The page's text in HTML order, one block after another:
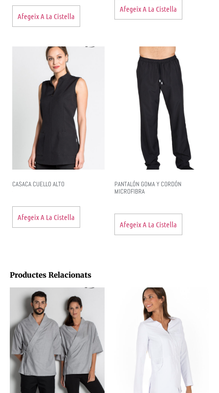
Afegeix A La Cistella
Afegeix A La Cistella
CASACA CUELLO ALTO
Afegeix A La Cistella
PANTALÓN GOMA Y CORDÓN
MICROFIBRA
Afegeix A La Cistella
Productes Relacionats